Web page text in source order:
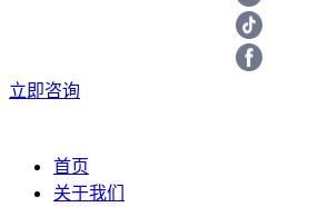
立即咨询
首页
关于我们